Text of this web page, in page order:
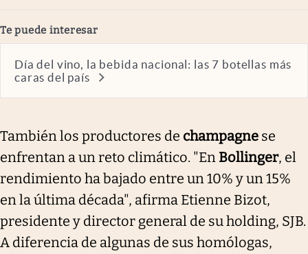
Te puede interesar
Día del vino, la bebida nacional: las 7 botellas más
caras del país
También los productores de champagne se
enfrentan a un reto climático. "En Bollinger, el
rendimiento ha bajado entre un 10% y un 15%
en la última década", afirma Etienne Bizot,
presidente y director general de su holding, SJB.
A diferencia de algunas de sus homólogas,